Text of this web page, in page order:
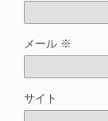
メール ※
サイト